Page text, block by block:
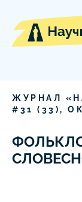
ЖУРНАЛ
# 31 ( 33 ),